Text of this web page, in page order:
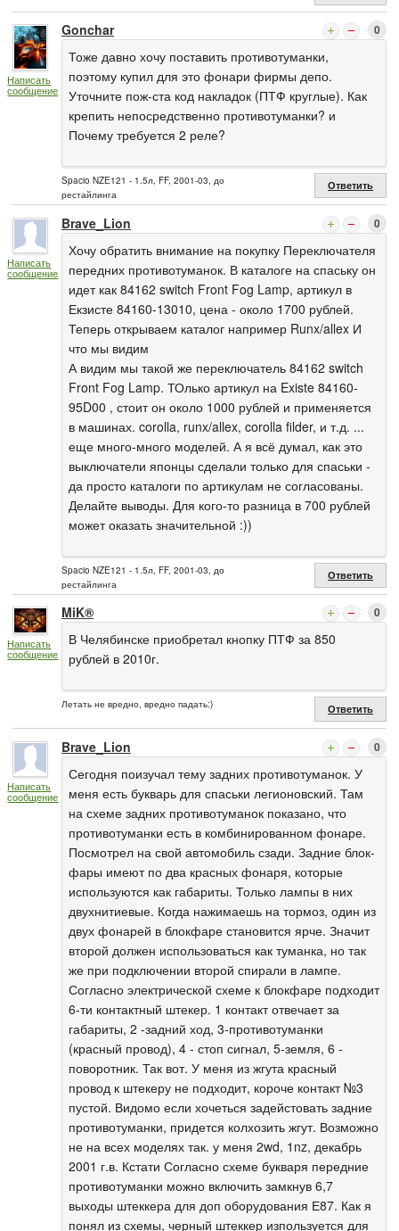
Написать
сообщение
Gonchar 0
Тоже давно хочу поставить противотуманки,
поэтому купил для это фонари фирмы депо.
Уточните пож-ста код накладок (ПТФ круглые). Как
крепить непосредственно противотуманки? и
Почему требуется 2 реле?
Spacio NZE121 - 1.5л, FF, 2001-03, до
рестайлинга
Ответить
Написать
сообщение
Brave_Lion 0
Хочу обратить внимание на покупку Переключателя
передних противотуманок. В каталоге на спаську он
идет как 84162 switch Front Fog Lamp, артикул в
Екзисте 84160-13010, цена - около 1700 рублей.
Теперь открываем каталог например Runx/allex И
что мы видим
А видим мы такой же переключатель 84162 switch
Front Fog Lamp. ТОлько артикул на Existe 84160-
95D00 , стоит он около 1000 рублей и применяется
в машинах. corolla, runx/allex, corolla filder, и т.д. ...
еще много-много моделей. А я всё думал, как это
выключатели японцы сделали только для спаськи -
да просто каталоги по артикулам не согласованы.
Делайте выводы. Для кого-то разница в 700 рублей
может оказать значительной :))
Spacio NZE121 - 1.5л, FF, 2001-03, до
рестайлинга
Ответить
Написать
сообщение
MiK® 0
В Челябинске приобретал кнопку ПТФ за 850
рублей в 2010г.
Летать не вредно, вредно падать:) Ответить
Написать
сообщение
Brave_Lion 0
Сегодня поизучал тему задних противотуманок. У
меня есть букварь для спаськи легионовский. Там
на схеме задних противотуманок показано, что
противотуманки есть в комбинированном фонаре.
Посмотрел на свой автомобиль сзади. Задние блок-
фары имеют по два красных фонаря, которые
используются как габариты. Только лампы в них
двухнитиевые. Когда нажимаешь на тормоз, один из
двух фонарей в блокфаре становится ярче. Значит
второй должен использоваться как туманка, но так
же при подключении второй спирали в лампе.
Согласно электрической схеме к блокфаре подходит
6-ти контактный штекер. 1 контакт отвечает за
габариты, 2 -задний ход, 3-противотуманки
(красный провод), 4 - стоп сигнал, 5-земля, 6 -
поворотник. Так вот. У меня из жгута красный
провод к штекеру не подходит, короче контакт №3
пустой. Видомо если хочеться задейстовать задние
противотуманки, придется колхозить жгут. Возможно
не на всех моделях так. у меня 2wd, 1nz, декабрь
2001 г.в. Кстати Согласно схеме букваря передние
противотуманки можно включить замкнув 6,7
выходы штеккера для доп оборудования Е87. Как я
понял из схемы, черный штеккер изпользуется для